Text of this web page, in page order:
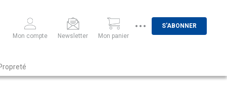
Mon compte Newsletter Mon panier
S'ABONNER